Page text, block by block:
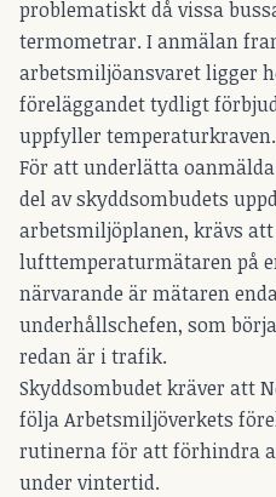
problematiskt då vissa
termometrar. I anmälan
arbetsmiljöansvaret ligger
föreläggandet tydligt
uppfyller temperaturkraven.
För att underlätta
del av skyddsombudets
arbetsmiljöplanen, krävs
lufttemperaturmätaren på
närvarande är mätaren
underhållschefen, som
redan är i trafik.
Skyddsombudet kräver att
följa Arbetsmiljöverkets
rutinerna för att förhindra
under vintertid.